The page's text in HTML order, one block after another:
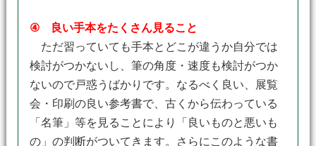
④ 良い手本をたくさん見ること
ただ習っていても手本とどこが違うか自分では
検討がつかないし、筆の角度・速度も検討がつか
ないので戸惑うばかりです。なるべく良い、展覧
会・印刷の良い参考書で、古くから伝わっている
「名筆」等を見ることにより「良いものと悪いも
の」の判断がついてきます。さらにこのような書